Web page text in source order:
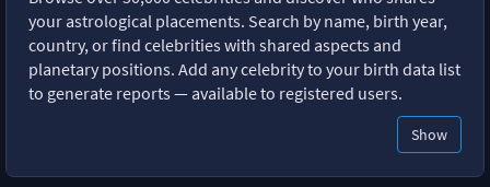
your astrological placements. Search by name, birth year,
country, or find celebrities with shared aspects and
planetary positions. Add any celebrity to your birth data list
to generate reports — available to registered users.
Show